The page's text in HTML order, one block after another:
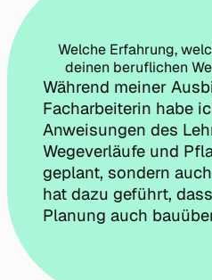
Welche Erfahrung,
deinen beruflichen
Während meiner
Facharbeiterin habe
Anweisungen des
Wegeverläufe und
geplant, sondern
hat dazu geführt,
Planung auch